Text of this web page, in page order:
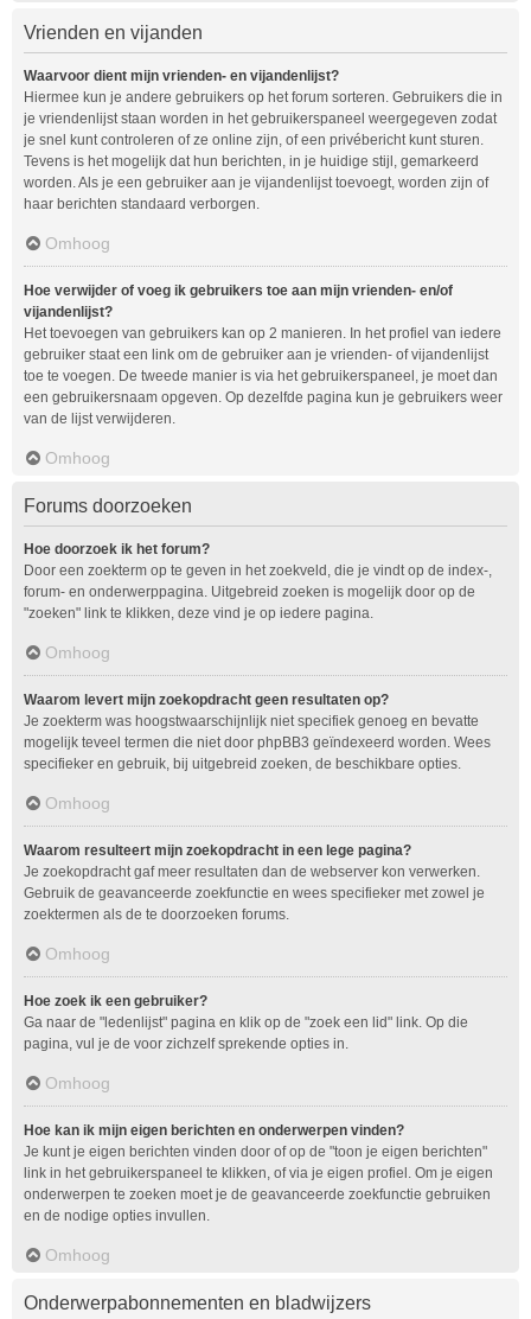
Vrienden en vijanden
Waarvoor dient mijn vrienden- en vijandenlijst?
Hiermee kun je andere gebruikers op het forum sorteren. Gebruikers die in
je vriendenlijst staan worden in het gebruikerspaneel weergegeven zodat
je snel kunt controleren of ze online zijn, of een privébericht kunt sturen.
Tevens is het mogelijk dat hun berichten, in je huidige stijl, gemarkeerd
worden. Als je een gebruiker aan je vijandenlijst toevoegt, worden zijn of
haar berichten standaard verborgen.
Omhoog
Hoe verwijder of voeg ik gebruikers toe aan mijn vrienden- en/of
vijandenlijst?
Het toevoegen van gebruikers kan op 2 manieren. In het profiel van iedere
gebruiker staat een link om de gebruiker aan je vrienden- of vijandenlijst
toe te voegen. De tweede manier is via het gebruikerspaneel, je moet dan
een gebruikersnaam opgeven. Op dezelfde pagina kun je gebruikers weer
van de lijst verwijderen.
Omhoog
Forums doorzoeken
Hoe doorzoek ik het forum?
Door een zoekterm op te geven in het zoekveld, die je vindt op de index-,
forum- en onderwerppagina. Uitgebreid zoeken is mogelijk door op de
"zoeken" link te klikken, deze vind je op iedere pagina.
Omhoog
Waarom levert mijn zoekopdracht geen resultaten op?
Je zoekterm was hoogstwaarschijnlijk niet specifiek genoeg en bevatte
mogelijk teveel termen die niet door phpBB3 geïndexeerd worden. Wees
specifieker en gebruik, bij uitgebreid zoeken, de beschikbare opties.
Omhoog
Waarom resulteert mijn zoekopdracht in een lege pagina?
Je zoekopdracht gaf meer resultaten dan de webserver kon verwerken.
Gebruik de geavanceerde zoekfunctie en wees specifieker met zowel je
zoektermen als de te doorzoeken forums.
Omhoog
Hoe zoek ik een gebruiker?
Ga naar de "ledenlijst" pagina en klik op de "zoek een lid" link. Op die
pagina, vul je de voor zichzelf sprekende opties in.
Omhoog
Hoe kan ik mijn eigen berichten en onderwerpen vinden?
Je kunt je eigen berichten vinden door of op de "toon je eigen berichten"
link in het gebruikerspaneel te klikken, of via je eigen profiel. Om je eigen
onderwerpen te zoeken moet je de geavanceerde zoekfunctie gebruiken
en de nodige opties invullen.
Omhoog
Onderwerpabonnementen en bladwijzers